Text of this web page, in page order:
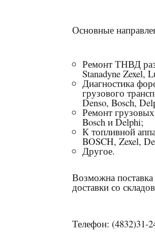
Основные
Ремонт ТНВД
Stanadyne Zexel,
Диагностика
грузового
Denso, Bosch,
Ремонт
Bosch и Delphi;
К топливной
BOSCH, Zexel,
Другое.
Возможна поставка
доставки со
Телефон: (4832)31-